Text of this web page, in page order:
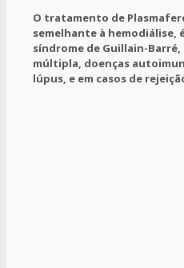
O tratamento de
semelhante à hemodiálise,
síndrome de Guillain-Barré,
múltipla, doenças
lúpus, e em casos de